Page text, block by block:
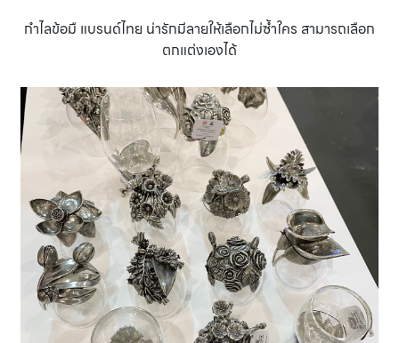
กำไลข้อมื แบรนด์ไทย น่ารักมีลายให้เลือกไม่ซํ้าใคร สามารถเลือก
ตกแต่งเองได้